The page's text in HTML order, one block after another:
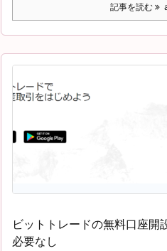
記事を読む
ビットトレードの無料口座
必要なし